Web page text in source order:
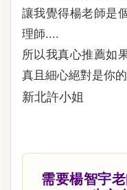
讓我覺得楊老師是
理師....
所以我真心推薦如
真且細心絕對是你
新北許小姐
需要楊智宇